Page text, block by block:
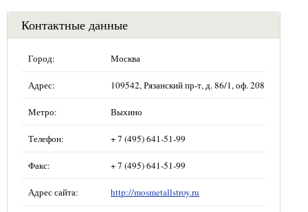
Контактные данные
Город: Москва
Адрес: 109542, Рязанский пр-т, д. 86/1, оф. 208
Метро: Выхино
Телефон: + 7 (495) 641-51-99
Факс: + 7 (495) 641-51-99
Адрес сайта: http://mosmetallstroy.ru